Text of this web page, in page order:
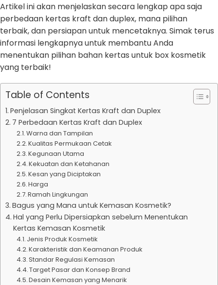
Artikel ini akan menjelaskan secara lengkap apa saja
perbedaan kertas kraft dan duplex, mana pilihan
terbaik, dan persiapan untuk mencetaknya. Simak terus
informasi lengkapnya untuk membantu Anda
menentukan pilihan bahan kertas untuk box kosmetik
yang terbaik!
Table of Contents
Penjelasan Singkat Kertas Kraft dan Duplex
7 Perbedaan Kertas Kraft dan Duplex
Warna dan Tampilan
Kualitas Permukaan Cetak
Kegunaan Utama
Kekuatan dan Ketahanan
Kesan yang Diciptakan
Harga
Ramah Lingkungan
Bagus yang Mana untuk Kemasan Kosmetik?
Hal yang Perlu Dipersiapkan sebelum Menentukan
Kertas Kemasan Kosmetik
Jenis Produk Kosmetik
Karakteristik dan Keamanan Produk
Standar Regulasi Kemasan
Target Pasar dan Konsep Brand
Desain Kemasan yang Menarik